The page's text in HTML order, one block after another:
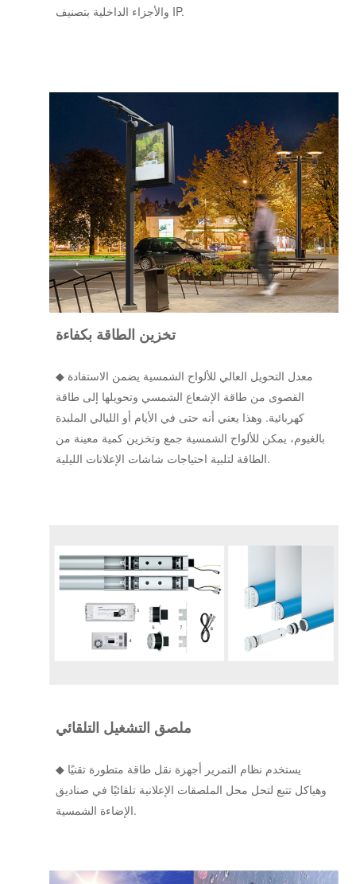
والأجزاء الداخلية بتصنيف IP.
تخزين الطاقة بكفاءة
◆ معدل التحويل العالي للألواح الشمسية يضمن الاستفادة
القصوى من طاقة الإشعاع الشمسي وتحويلها إلى طاقة
كهربائية. وهذا يعني أنه حتى في الأيام أو الليالي الملبدة
بالغيوم، يمكن للألواح الشمسية جمع وتخزين كمية معينة من
الطاقة لتلبية احتياجات شاشات الإعلانات الليلية.
ملصق التشغيل التلقائي
◆ يستخدم نظام التمرير أجهزة نقل طاقة متطورة تقنيًا
وهياكل تتبع لتحل محل الملصقات الإعلانية تلقائيًا في صناديق
الإضاءة الشمسية.